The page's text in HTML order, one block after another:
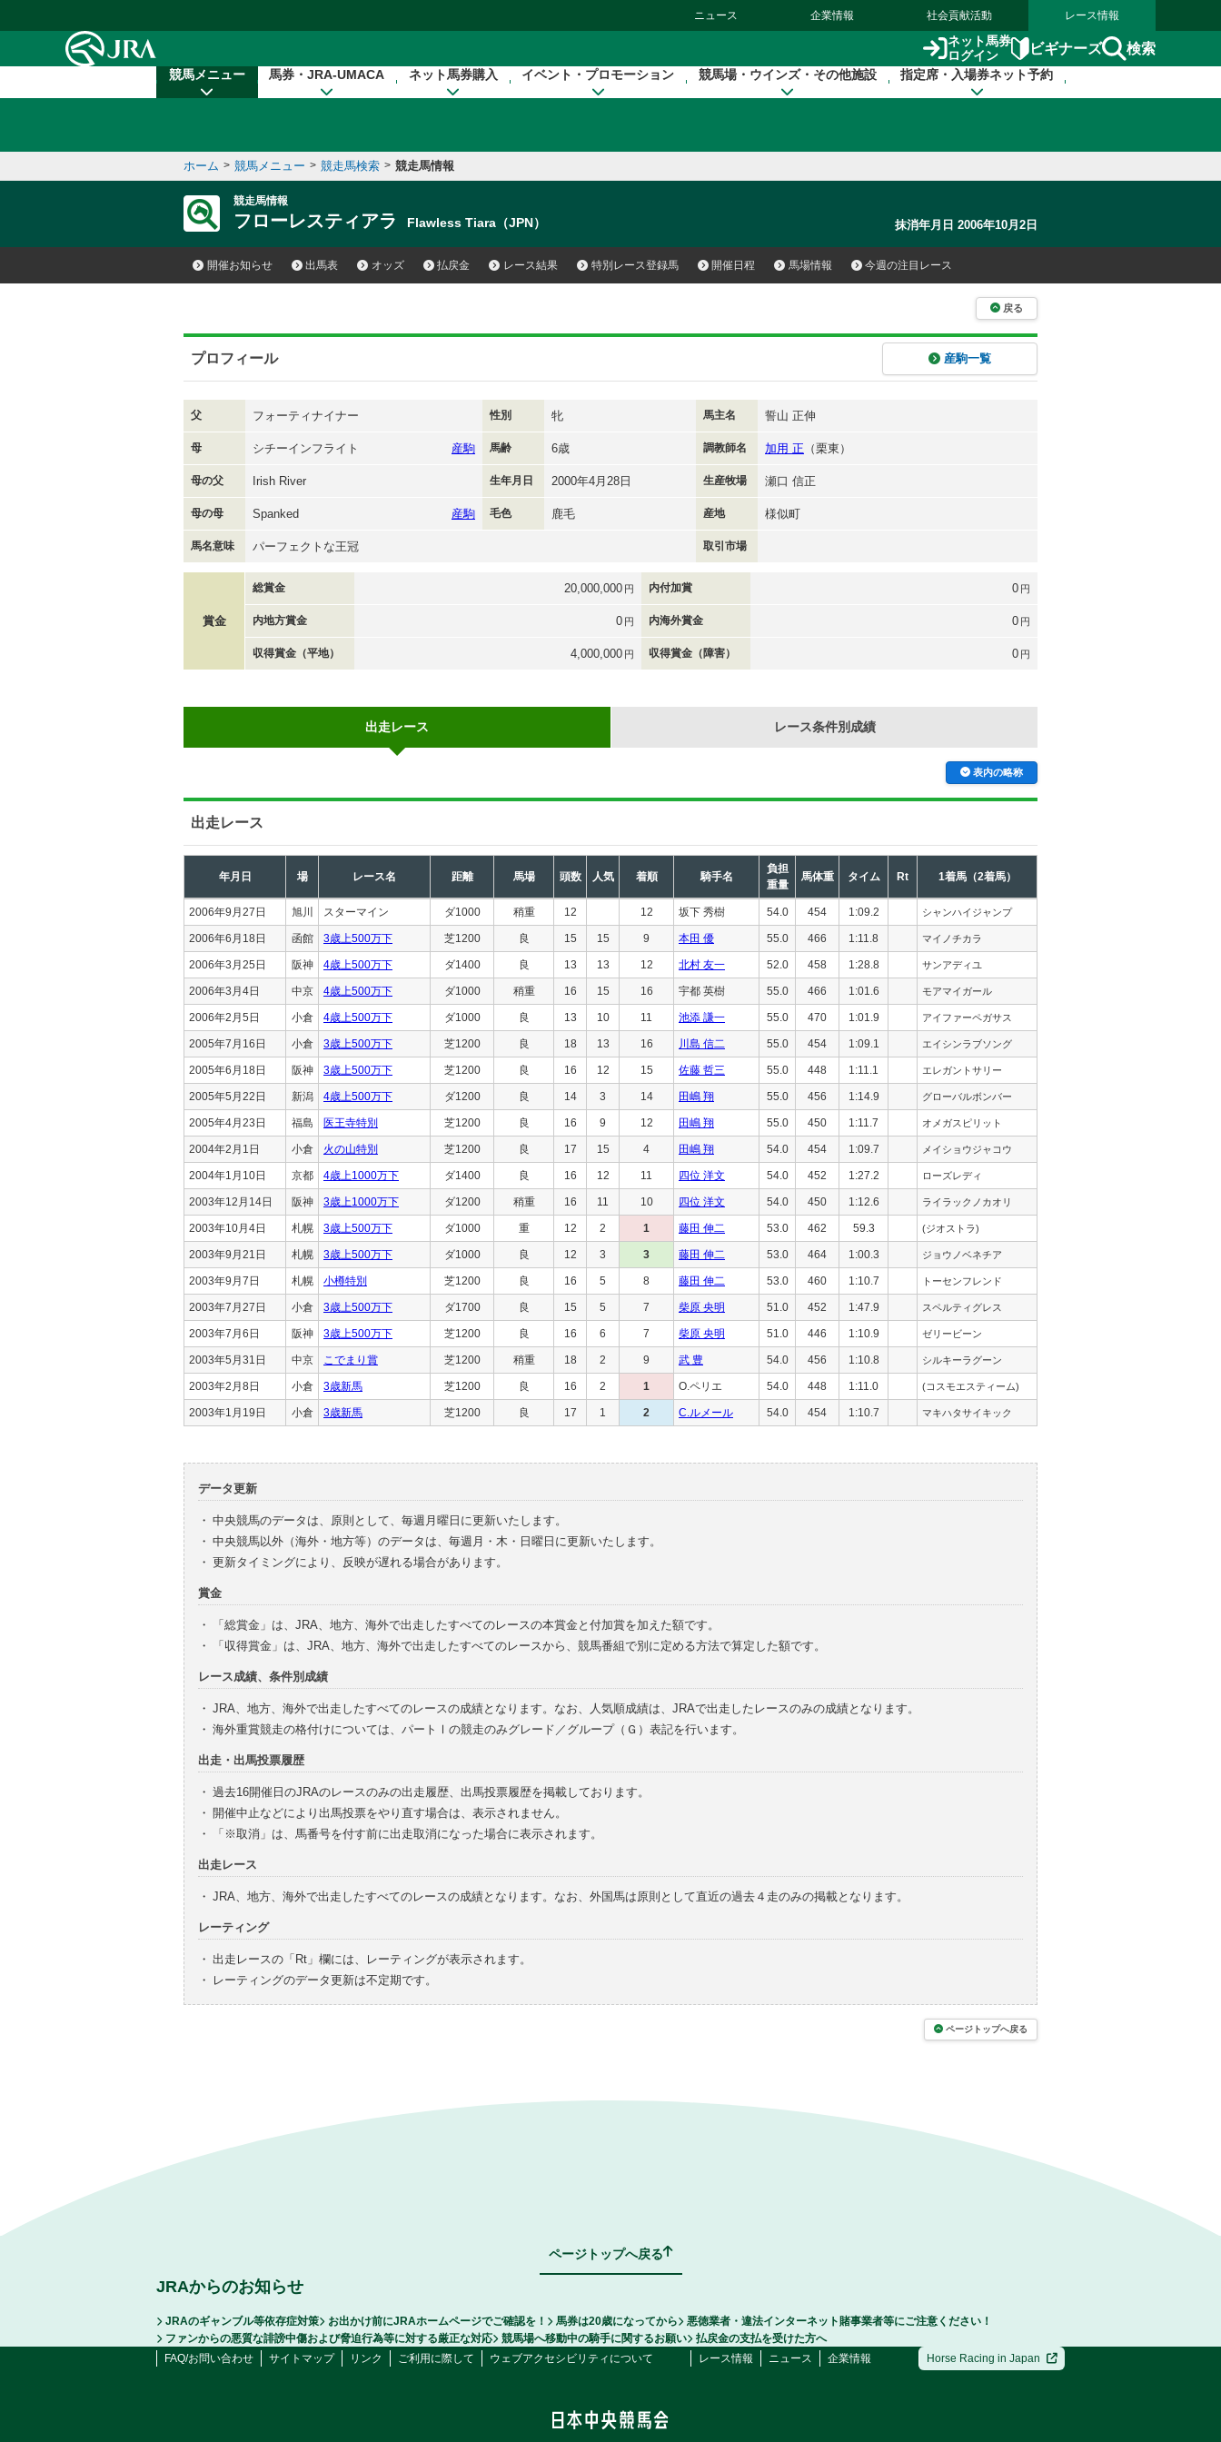
ニュース 企業情報 社会貢献活動 レース情報
ネット馬券
ログイン
ビギナーズ 検索
競馬メニュー 馬券・JRA-UMACA ネット馬券購入 イベント・プロモーション 競馬場・ウインズ・その他施設 指定席・入場券ネット予約
ホーム > 競馬メニュー > 競走馬検索 > 競走馬情報
競走馬情報
フローレスティアラ Flawless Tiara（JPN） 抹消年月日 2006年10月2日
開催お知らせ 出馬表 オッズ 払戻金 レース結果 特別レース登録馬 開催日程 馬場情報 今週の注目レース
戻る
プロフィール 産駒一覧
父 フォーティナイナー 性別 牝 馬主名 誓山 正伸
母 シチーインフライト 産駒 馬齢 6歳 調教師名 加用 正 （栗東）
母の父 Irish River 生年月日 2000年4月28日 生産牧場 瀬口 信正
母の母 Spanked 産駒 毛色 鹿毛 産地 様似町
馬名意味 パーフェクトな王冠 取引市場
賞金
総賞金 20,000,000 円 内付加賞 0 円
内地方賞金 0 円 内海外賞金 0 円
収得賞金（平地） 4,000,000 円 収得賞金（障害） 0 円
出走レース レース条件別成績
表内の略称
出走レース
年月日 場 レース名 距離 馬場 頭数 人気 着順 騎手名
負担
重量
馬体重 タイム Rt 1着馬（2着馬）
2006年9月27日 旭川 スターマイン ダ1000 稍重 12 12 坂下 秀樹 54.0 454 1:09.2 シャンハイジャンプ
2006年6月18日 函館 3歳上500万下 芝1200 良 15 15 9 本田 優 55.0 466 1:11.8 マイノチカラ
2006年3月25日 阪神 4歳上500万下 ダ1400 良 13 13 12 北村 友一 52.0 458 1:28.8 サンアディユ
2006年3月4日 中京 4歳上500万下 ダ1000 稍重 16 15 16 宇都 英樹 55.0 466 1:01.6 モアマイガール
2006年2月5日 小倉 4歳上500万下 ダ1000 良 13 10 11 池添 謙一 55.0 470 1:01.9 アイファーペガサス
2005年7月16日 小倉 3歳上500万下 芝1200 良 18 13 16 川島 信二 55.0 454 1:09.1 エイシンラブソング
2005年6月18日 阪神 3歳上500万下 芝1200 良 16 12 15 佐藤 哲三 55.0 448 1:11.1 エレガントサリー
2005年5月22日 新潟 4歳上500万下 ダ1200 良 14 3 14 田嶋 翔 55.0 456 1:14.9 グローバルボンバー
2005年4月23日 福島 医王寺特別 芝1200 良 16 9 12 田嶋 翔 55.0 450 1:11.7 オメガスピリット
2004年2月1日 小倉 火の山特別 芝1200 良 17 15 4 田嶋 翔 54.0 454 1:09.7 メイショウジャコウ
2004年1月10日 京都 4歳上1000万下 ダ1400 良 16 12 11 四位 洋文 54.0 452 1:27.2 ローズレディ
2003年12月14日 阪神 3歳上1000万下 ダ1200 稍重 16 11 10 四位 洋文 54.0 450 1:12.6 ライラックノカオリ
2003年10月4日 札幌 3歳上500万下 ダ1000 重 12 2 1 藤田 伸二 53.0 462 59.3 (ジオストラ)
2003年9月21日 札幌 3歳上500万下 ダ1000 良 12 3 3 藤田 伸二 53.0 464 1:00.3 ジョウノベネチア
2003年9月7日 札幌 小樽特別 芝1200 良 16 5 8 藤田 伸二 53.0 460 1:10.7 トーセンフレンド
2003年7月27日 小倉 3歳上500万下 ダ1700 良 15 5 7 柴原 央明 51.0 452 1:47.9 スペルティグレス
2003年7月6日 阪神 3歳上500万下 芝1200 良 16 6 7 柴原 央明 51.0 446 1:10.9 ゼリービーン
2003年5月31日 中京 こでまり賞 芝1200 稍重 18 2 9 武 豊 54.0 456 1:10.8 シルキーラグーン
2003年2月8日 小倉 3歳新馬 芝1200 良 16 2 1 O.ペリエ 54.0 448 1:11.0 (コスモエスティーム)
2003年1月19日 小倉 3歳新馬 芝1200 良 17 1 2 C.ルメール 54.0 454 1:10.7 マキハタサイキック
データ更新
・ 中央競馬のデータは、原則として、毎週月曜日に更新いたします。
・ 中央競馬以外（海外・地方等）のデータは、毎週月・木・日曜日に更新いたします。
・ 更新タイミングにより、反映が遅れる場合があります。
賞金
・
「総賞金」は、JRA、地方、海外で出走したすべてのレースの本賞金と付加賞を加えた額です。
・
「収得賞金」は、JRA、地方、海外で出走したすべてのレースから、競馬番組で別に定める方法で算定した額です。
レース成績、条件別成績
・ JRA、地方、海外で出走したすべてのレースの成績となります。なお、人気順成績は、JRAで出走したレースのみの成績となります。
・ 海外重賞競走の格付けについては、パートⅠの競走のみグレード／グループ（Ｇ）表記を行います。
出走・出馬投票履歴
・ 過去16開催日のJRAのレースのみの出走履歴、出馬投票履歴を掲載しております。
・ 開催中止などにより出馬投票をやり直す場合は、表示されません。
・
「※取消」は、馬番号を付す前に出走取消になった場合に表示されます。
出走レース
・ JRA、地方、海外で出走したすべてのレースの成績となります。なお、外国馬は原則として直近の過去４走のみの掲載となります。
レーティング
・ 出走レースの「Rt」欄には、レーティングが表示されます。
・
レーティングのデータ更新は不定期です。
ページトップへ戻る
ページトップへ戻る
JRAからのお知らせ
JRAのギャンブル等依存症対策 お出かけ前にJRAホームページでご確認を！ 馬券は20歳になってから
悪徳業者・違法インターネット賭事業者等にご注意ください！
ファンからの悪質な誹謗中傷および脅迫行為等に対する厳正な対応
競馬場へ移動中の騎手に関するお願い
払戻金の支払を受けた方へ
FAQ/お問い合わせ
サイトマップ リンク ご利用に際して ウェブアクセシビリティについて レース情報 ニュース 企業情報 Horse Racing in Japan